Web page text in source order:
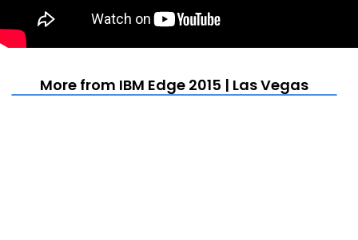
More from IBM Edge 2015 | Las Vegas